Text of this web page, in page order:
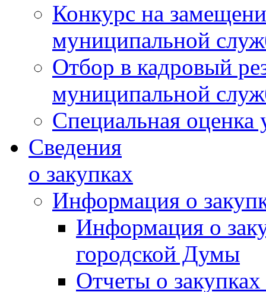
Конкурс на
муниципальной
Отбор в кадровый
муниципальной
Специальная оценка
Сведения
о закупках
Информация о
Информация о
городской Думы
Отчеты о